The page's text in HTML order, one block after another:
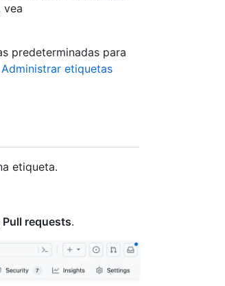
vea
predeterminadas para
Administrar etiquetas
etiqueta.
Pull requests.